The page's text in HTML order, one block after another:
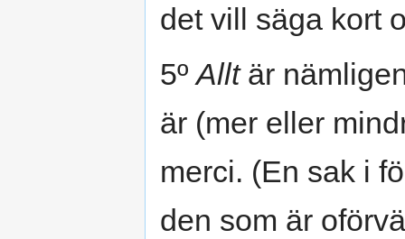
det vill säga kort
5ºAlltär
är (mer eller
merci. (En sak i
den som är